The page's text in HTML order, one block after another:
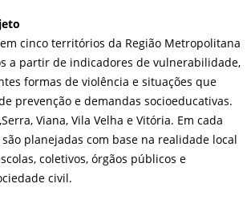
cinco territórios da Região Metropolitana
a partir de indicadores de vulnerabilidade,
formas de violência e situações que
prevenção e demandas socioeducativas.
Viana, Vila Velha e Vitória. Em cada
planejadas com base na realidade local
coletivos, órgãos públicos e
civil.